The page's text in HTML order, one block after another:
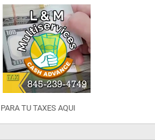
PARA TU TAXES AQUI